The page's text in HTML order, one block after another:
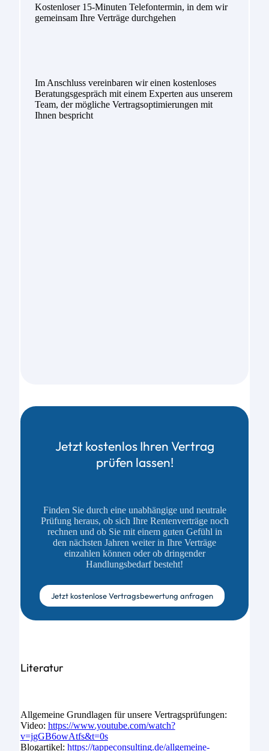
Kostenloser 15-Minuten Telefontermin, in dem wir
gemeinsam Ihre Verträge durchgehen
Im Anschluss vereinbaren wir einen kostenloses
Beratungsgespräch mit einem Experten aus unserem
Team, der mögliche Vertragsoptimierungen mit
Ihnen bespricht
Jetzt kostenlos Ihren Vertrag
prüfen lassen!
Finden Sie durch eine unabhängige und neutrale
Prüfung heraus, ob sich Ihre Rentenverträge noch
rechnen und ob Sie mit einem guten Gefühl in
den nächsten Jahren weiter in Ihre Verträge
einzahlen können oder ob dringender
Handlungsbedarf besteht!
Jetzt kostenlose Vertragsbewertung anfragen
Literatur
Allgemeine Grundlagen für unsere Vertragsprüfungen:
Video: https://www.youtube.com/watch?
v=jgGB6owAtfs&t=0s
Blogartikel: https://tappeconsulting.de/allgemeine-